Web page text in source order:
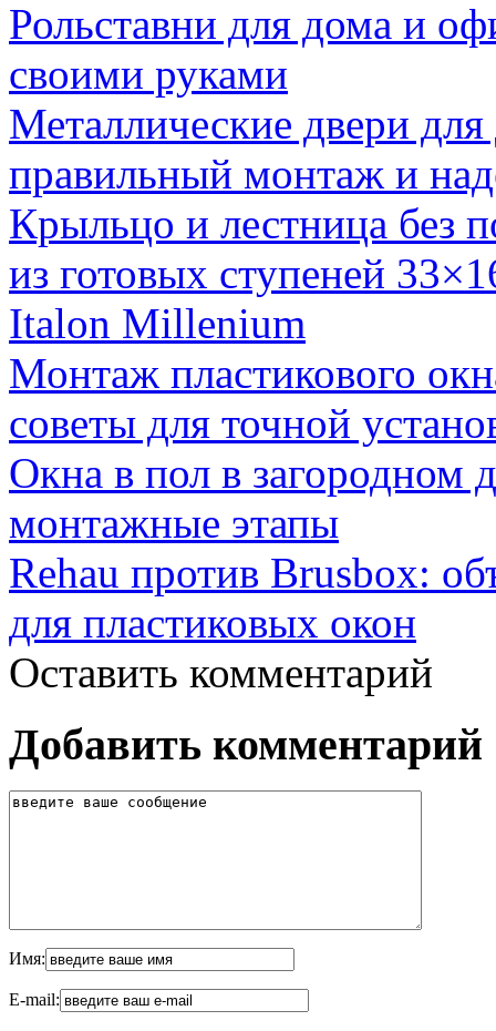
Рольставни для дома и
своими руками
Металлические двери
правильный монтаж и
Крыльцо и лестница без
из готовых ступеней
Italon Millenium
Монтаж пластикового
советы для точной
Окна в пол в загородном
монтажные этапы
Rehau против Brusbox:
для пластиковых окон
Оставить комментарий
Добавить комментарий
Имя:
E-mail: